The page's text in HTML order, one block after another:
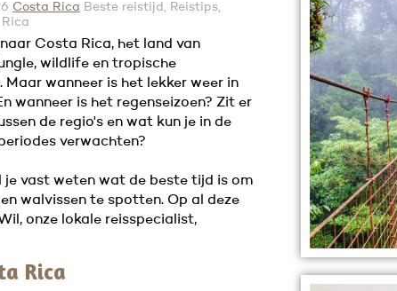
Costa Rica Beste reistijd, Reistips,
Rica
Costa Rica, het land van
wildlife en tropische
Maar wanneer is het lekker weer in
wanneer is het regenseizoen? Zit er
de regio's en wat kun je in de
verwachten?
je vast weten wat de beste tijd is om
walvissen te spotten. Op al deze
onze lokale reisspecialist,
Rica